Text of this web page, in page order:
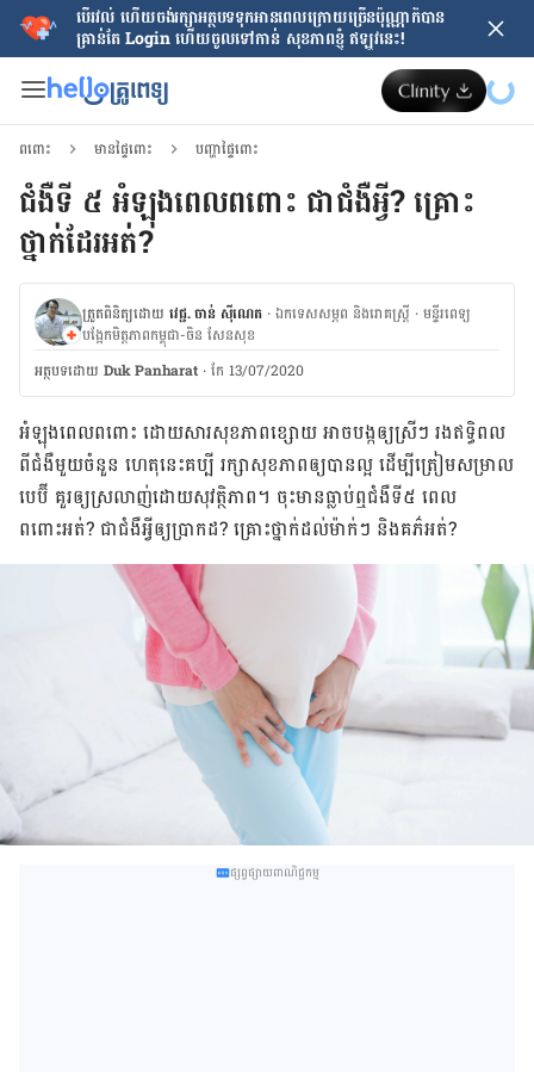
បើរវល់ ហើយចង់​រក្សាអត្ថបទទុកអានពេលក្រោយ​ច្រើនប៉ុណ្ណាក៏បាន
គ្រាន់តែ​ Login ហើយចូលទៅកាន់ សុខភាពខ្ញុំ ឥឡូវនេះ!
ពពោះ មានផ្ទៃពោះ បញ្ហាផ្ទៃពោះ
ជំងឺទី ៥ អំឡុងពេលពពោះ ជាជំងឺអ្វី? គ្រោះ
ថ្នាក់ដែរអត់?
ត្រួតពិនិត្យដោយ វេជ្ជ. ចាន់ ស៊ីណេត ·ឯកទេសសម្ភព និងរោគស្ត្រី ·ម​ន្ទីរពេទ្យ
បង្អែកមិត្តភាពកម្ពុជា-ចិន សែនសុខ
អត្ថបទ​ដោយ Duk Panharat ·កែ 13/07/2020
អំឡុងពេល​ពពោះ ដោយ​សារ​សុខភាព​ខ្សោយ អាច​បង្ក​ឲ្យ​ស្រីៗ​ រងឥទ្ធិពល​
ពី​ជំងឺ​មួយ​ចំនួន ហេតុនេះ​គប្បី រក្សា​សុខភាព​ឲ្យ​បាន​ល្អ ដើម្បី​ត្រៀម​សម្រាល​
បេប៊ី គួរឲ្យ​ស្រលាញ់​ដោយ​សុវត្ថិភាព។ ចុះ​មានធ្លាប់​ឮជំងឺទី៥ ពេល
ពពោះអត់? ជា​ជំងឺ​អ្វី​ឲ្យ​ប្រាកដ? គ្រោះ​ថ្នាក់​ដល់​ម៉ាក់ៗ និង​គភ៌អត់?
ផ្សព្វផ្សាយពាណិជ្ជកម្ម